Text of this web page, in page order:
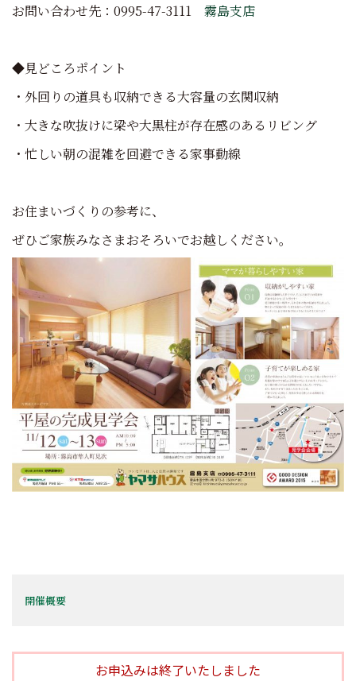
お問い合わせ先：0995-47-3111 霧島支店
◆見どころポイント
・外回りの道具も収納できる大容量の玄関収納
・大きな吹抜けに梁や大黒柱が存在感のあるリビング
・忙しい朝の混雑を回避できる家事動線
お住まいづくりの参考に、
ぜひご家族みなさまおそろいでお越しください。
開催概要
お申込みは終了いたしました